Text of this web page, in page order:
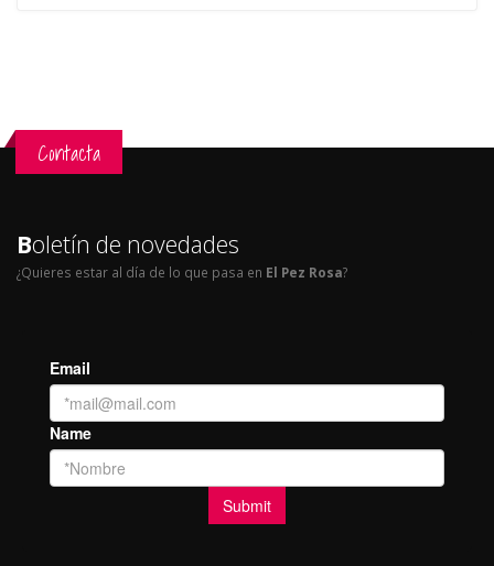
Contacta
Boletín de novedades
¿Quieres estar al día de lo que pasa en El Pez Rosa?